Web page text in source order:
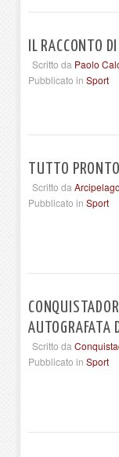
IL RACCONTO
Scritto da Paolo
Pubblicato in Sport
TUTTO
Scritto da
Pubblicato in Sport
AUTOGRAFATA
Scritto da
Pubblicato in Sport